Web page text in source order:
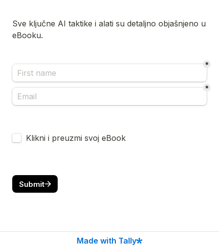
Sve ključne AI taktike i alati su detaljno objašnjeno u
eBooku.
*
*
Untitled checkboxes field
Klikni i preuzmi svoj eBook
Submit
Made with Tally